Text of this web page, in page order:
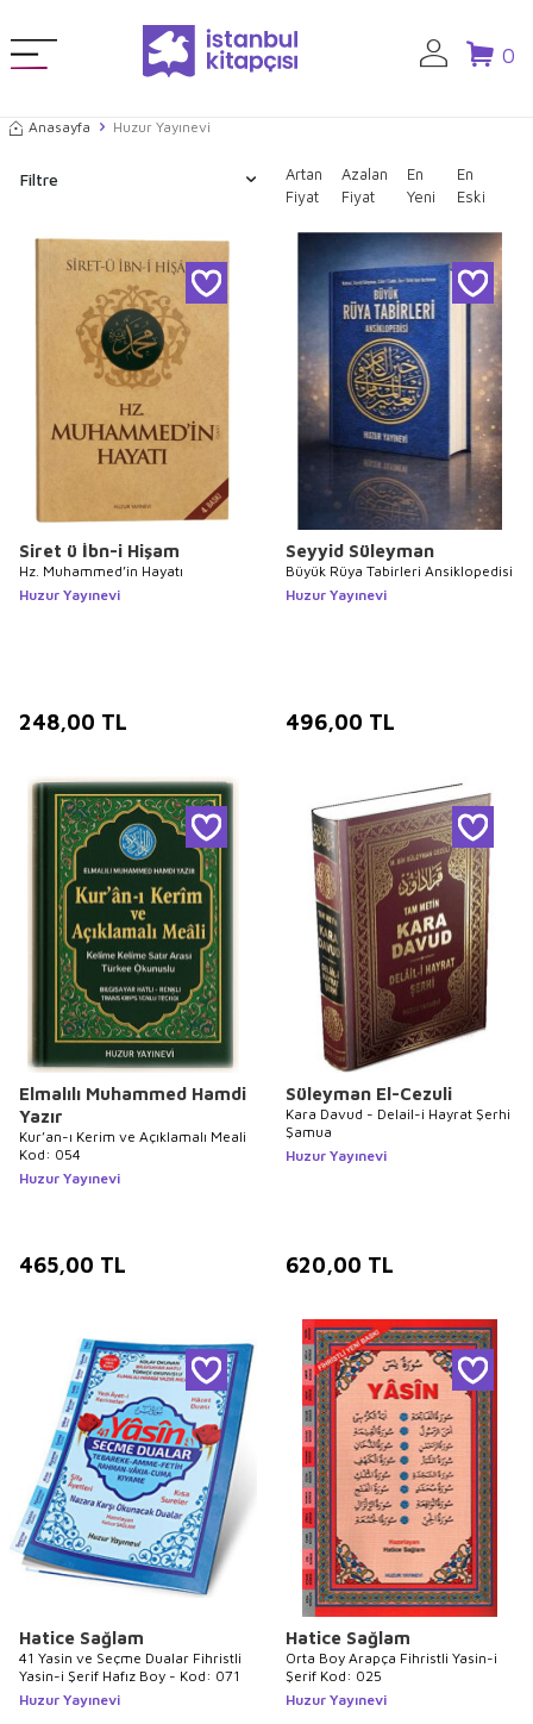
0
Anasayfa Huzur Yayınevi
Filtre
Artan
Fiyat
Azalan
Fiyat
En
Yeni
En
Eski
Siret ü İbn-i Hişam
Hz. Muhammed’in Hayatı
Huzur Yayınevi
248,00 TL
Seyyid Süleyman
Büyük Rüya Tabirleri Ansiklopedisi
Huzur Yayınevi
496,00 TL
Elmalılı Muhammed Hamdi
Yazır
Kur’an-ı Kerim ve Açıklamalı Meali
Kod: 054
Huzur Yayınevi
465,00 TL
Süleyman El-Cezuli
Kara Davud - Delail-i Hayrat Şerhi
Şamua
Huzur Yayınevi
620,00 TL
Hatice Sağlam
41 Yasin ve Seçme Dualar Fihristli
Yasin-i Şerif Hafız Boy - Kod: 071
Huzur Yayınevi
Hatice Sağlam
Orta Boy Arapça Fihristli Yasin-i
Şerif Kod: 025
Huzur Yayınevi